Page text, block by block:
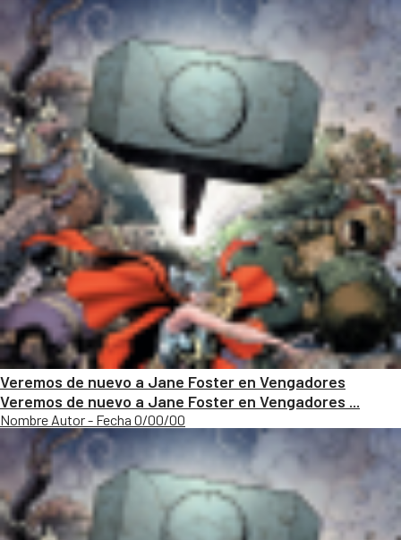
Veremos de nuevo a Jane Foster en Vengadores
Veremos de nuevo a Jane Foster en Vengadores ...
Nombre Autor - Fecha 0/00/00